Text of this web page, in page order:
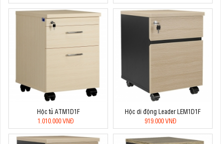
Hộc tủ ATM1D1F
1.010.000 VNĐ
Hộc di động Leader LEM1D1F
919.000 VNĐ